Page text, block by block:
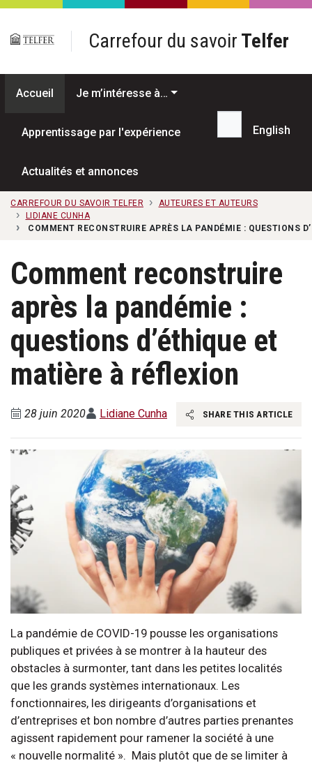
Passer au contenu principal
Carrefour du savoir Telfer
Accueil Je m’intéresse à…
Apprentissage par l'expérience
Actualités et annonces
Recherche...
English
CARREFOUR DU SAVOIR TELFER
AUTEURES ET AUTEURS
LIDIANE CUNHA
COMMENT RECONSTRUIRE APRÈS LA PANDÉMIE : QUESTIONS
Comment reconstruire
après la pandémie :
questions d’éthique et
matière à réflexion
28 juin 2020 Lidiane Cunha SHARE THIS ARTICLE
La pandémie de COVID-19 pousse les organisations
publiques et privées à se montrer à la hauteur des
obstacles à surmonter, tant dans les petites localités
que les grands systèmes internationaux. Les
fonctionnaires, les dirigeants d’organisations et
d’entreprises et bon nombre d’autres parties prenantes
agissent rapidement pour ramener la société à une
« nouvelle normalité ». Mais plutôt que de se limiter à